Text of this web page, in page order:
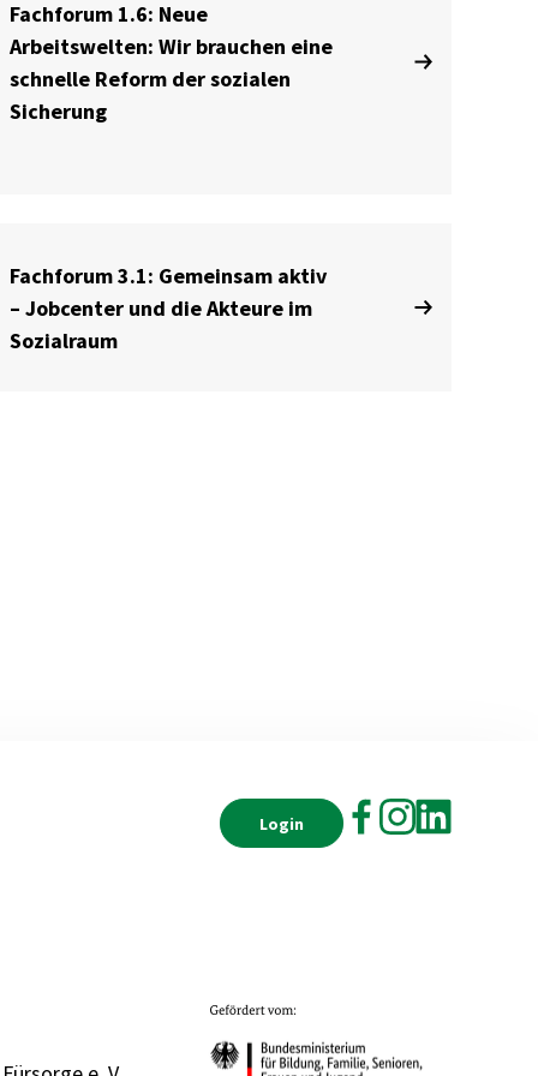
Fachforum 1.6: Neue
Arbeitswelten: Wir brauchen eine
schnelle Reform der sozialen
Sicherung
Fachforum 3.1: Gemeinsam aktiv
– Jobcenter und die Akteure im
Sozialraum
Login